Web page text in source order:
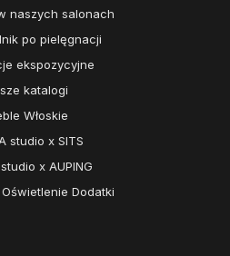
naszych salonach
po pielęgnacji
ekspozycyjne
katalogi
Włoskie
studio x SITS
x AUPING
Dodatki